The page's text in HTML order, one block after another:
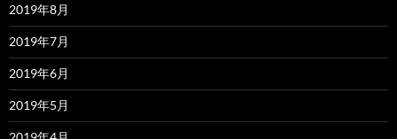
2019年8月
2019年7月
2019年6月
2019年5月